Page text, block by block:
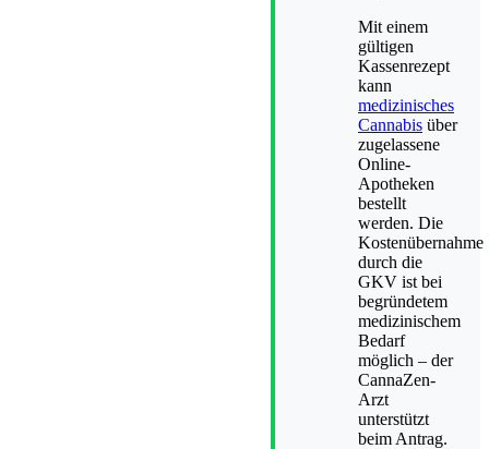
Mit einem
gültigen
Kassenrezept
kann
medizinisches
Cannabis über
zugelassene
Online-
Apotheken
bestellt
werden. Die
Kostenübernahme
durch die
GKV ist bei
begründetem
medizinischem
Bedarf
möglich – der
CannaZen-
Arzt
unterstützt
beim Antrag.